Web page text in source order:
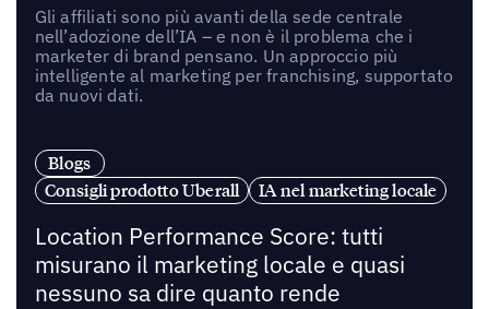
Gli affiliati sono più avanti della sede centrale
nell’adozione dell’IA – e non è il problema che i
marketer di brand pensano. Un approccio più
intelligente al marketing per franchising, supportato
da nuovi dati.
Blogs
Consigli prodotto Uberall
IA nel marketing locale
Location Performance Score: tutti
misurano il marketing locale e quasi
nessuno sa dire quanto rende